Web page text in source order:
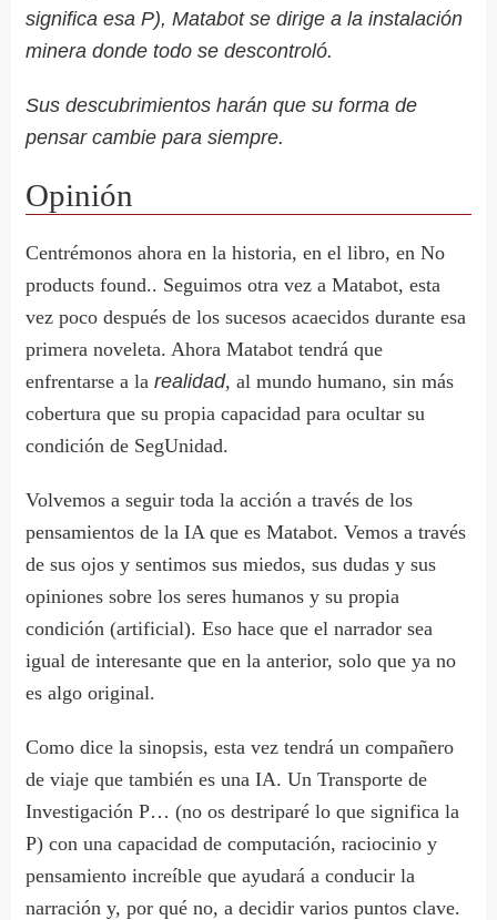
significa esa P), Matabot se dirige a la instalación
minera donde todo se descontroló.
Sus descubrimientos harán que su forma de
pensar cambie para siempre.
Opinión
Centrémonos ahora en la historia, en el libro, enNo
products found.. Seguimos otra vez a Matabot, esta
vez poco después de los sucesos acaecidos durante esa
primera noveleta. Ahora Matabot tendrá que
enfrentarse a larealidad, al mundo humano, sin más
cobertura que su propia capacidad para ocultar su
condición de SegUnidad.
Volvemos a seguir toda la acción a través de los
pensamientos de la IA que es Matabot. Vemos a través
de sus ojos y sentimos sus miedos, sus dudas y sus
opiniones sobre los seres humanos y su propia
condición (artificial). Eso hace que el narrador sea
igual de interesante que en la anterior, solo que ya no
es algo original.
Como dice la sinopsis, esta vez tendrá un compañero
de viaje que también es una IA. Un Transporte de
Investigación P… (no os destriparé lo que significa la
P) con una capacidad de computación, raciocinio y
pensamiento increíble que ayudará a conducir la
narración y, por qué no, a decidir varios puntos clave.